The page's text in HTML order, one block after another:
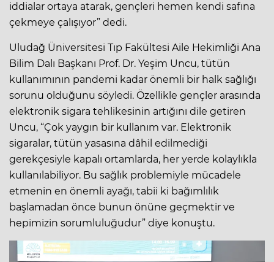
iddialar ortaya atarak, gençleri hemen kendi safına
çekmeye çalışıyor” dedi.
Uludağ Üniversitesi Tıp Fakültesi Aile Hekimliği Ana
Bilim Dalı Başkanı Prof. Dr. Yeşim Uncu, tütün
kullanımının pandemi kadar önemli bir halk sağlığı
sorunu olduğunu söyledi. Özellikle gençler arasında
elektronik sigara tehlikesinin artığını dile getiren
Uncu, “Çok yaygın bir kullanım var. Elektronik
sigaralar, tütün yasasına dâhil edilmediği
gerekçesiyle kapalı ortamlarda, her yerde kolaylıkla
kullanılabiliyor. Bu sağlık problemiyle mücadele
etmenin en önemli ayağı, tabii ki bağımlılık
başlamadan önce bunun önüne geçmektir ve
hepimizin sorumluluğudur” diye konuştu.